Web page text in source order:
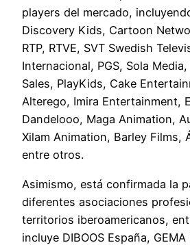
players del mercado,
Discovery Kids, Cartoon
RTP, RTVE, SVT Swedish
Internacional, PGS, Sola
Sales, PlayKids, Cake
Alterego, Imira Entertainment,
Dandelooo, Maga Animation,
Xilam Animation, Barley Films,
entre otros.
Asimismo, está confirmada la
diferentes asociaciones
territorios iberoamericanos,
incluye DIBOOS España,